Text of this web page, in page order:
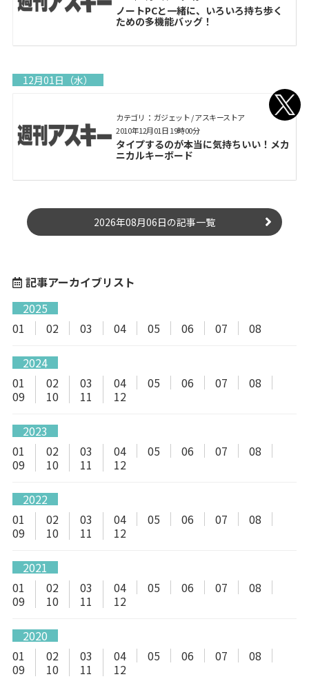
ノートPCと一緒に、いろいろ持ち歩く
ための多機能バッグ！
12月01日（水）
カテゴリ： ガジェット / アスキーストア
タイプするのが本当に気持ちいい！メカ
ニカルキーボード
2010年12月01日 19時00分
2026年08月06日の記事一覧
記事アーカイブリスト
2025
01
02 03 04 05 06 07 08
2024
01
02 03 04 05 06 07
08
09
10 11 12
2023
01
02 03 04 05 06 07
08
09
10 11 12
2022
01
02 03 04 05 06 07
08
09
10 11 12
2021
01
02 03 04 05 06 07
08
09
10 11 12
2020
01
02 03 04 05 06 07
08
09
10 11 12